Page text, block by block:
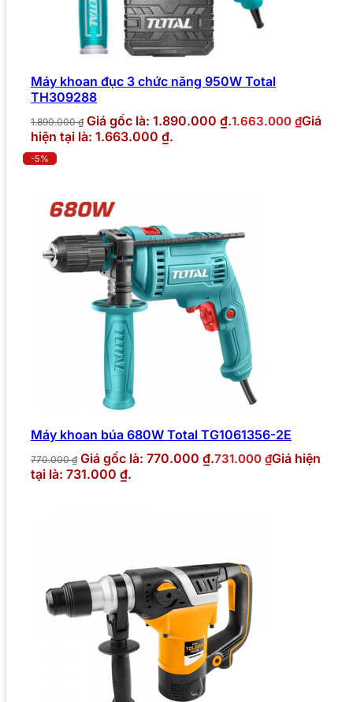
Máy khoan đục 3 chức năng 950W Total
TH309288
1.890.000₫ Giá gốc là: 1.890.000 ₫.1.663.000 ₫Giá
hiện tại là: 1.663.000 ₫.
-5%
Máy khoan búa 680W Total TG1061356-2E
770.000₫ Giá gốc là: 770.000 ₫.731.000 ₫Giá hiện
tại là: 731.000 ₫.